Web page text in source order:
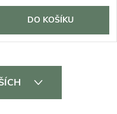
DO KOŠÍKU